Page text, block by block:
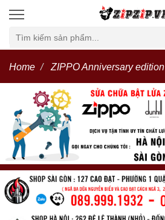
Home ZIPPO Anniversary edition